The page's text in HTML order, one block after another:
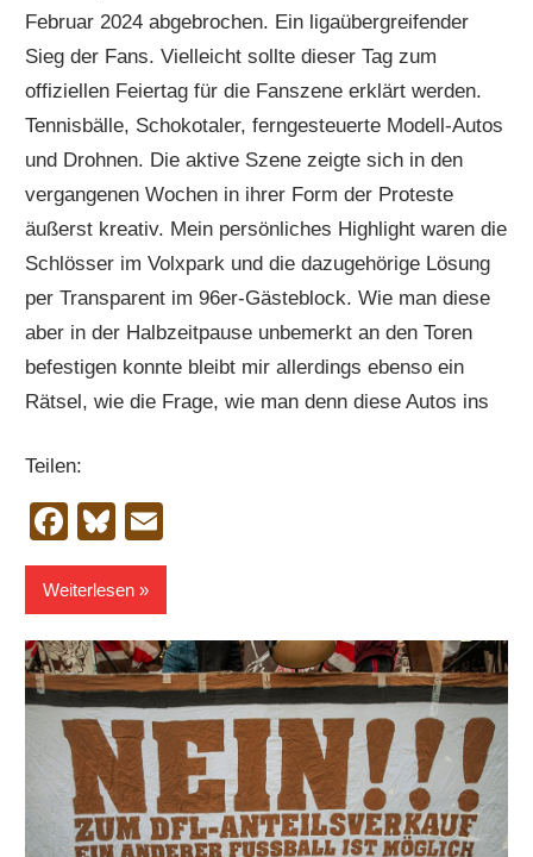
Februar 2024 abgebrochen. Ein ligaübergreifender
Sieg der Fans. Vielleicht sollte dieser Tag zum
offiziellen Feiertag für die Fanszene erklärt werden.
Tennisbälle, Schokotaler, ferngesteuerte Modell-Autos
und Drohnen. Die aktive Szene zeigte sich in den
vergangenen Wochen in ihrer Form der Proteste
äußerst kreativ. Mein persönliches Highlight waren die
Schlösser im Volxpark und die dazugehörige Lösung
per Transparent im 96er-Gästeblock. Wie man diese
aber in der Halbzeitpause unbemerkt an den Toren
befestigen konnte bleibt mir allerdings ebenso ein
Rätsel, wie die Frage, wie man denn diese Autos ins
Teilen:
Facebook
Bluesky
Weiterlesen